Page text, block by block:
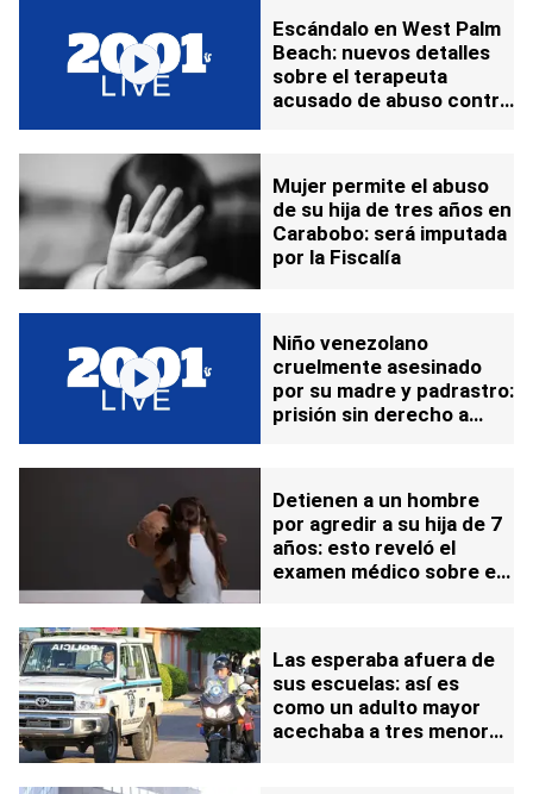
Escándalo en West Palm
Beach: nuevos detalles
sobre el terapeuta
acusado de abuso contra
Mujer permite el abuso
de su hija de tres años en
Carabobo: será imputada
por la Fiscalía
Niño venezolano
cruelmente asesinado
por su madre y padrastro:
prisión sin derecho a
Detienen a un hombre
por agredir a su hija de 7
años: esto reveló el
examen médico sobre el
Las esperaba afuera de
sus escuelas: así es
como un adulto mayor
acechaba a tres menores